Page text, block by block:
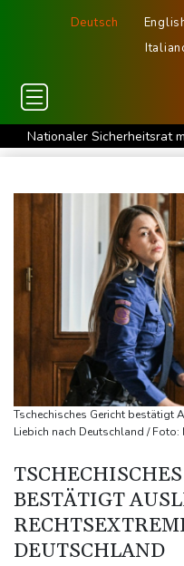
Deutsch
Nationaler Sicherheitsrat
Leipzig getagt
Regierung und
Dialog auf - ohne
Schwimm-EM: Gose holt
Angeblicher
Vorstoß im Streit um US-
Würgeschlange an
Unter Traktor
Westfalen
Sri Lanka setzt nach
Zuwächse in der
leicht zu
76-jähriger Landwirt in
überrollt und getötet
Tschechisches Gericht bestätigt
Liebich nach Deutschland / Foto:
BESTÄTIGT
DEUTSCHLAND